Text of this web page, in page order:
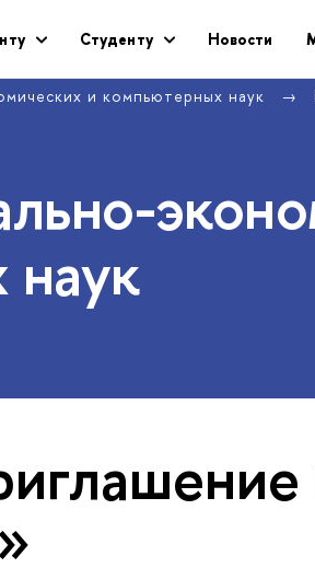
Студенту Новости
и компьютерных наук